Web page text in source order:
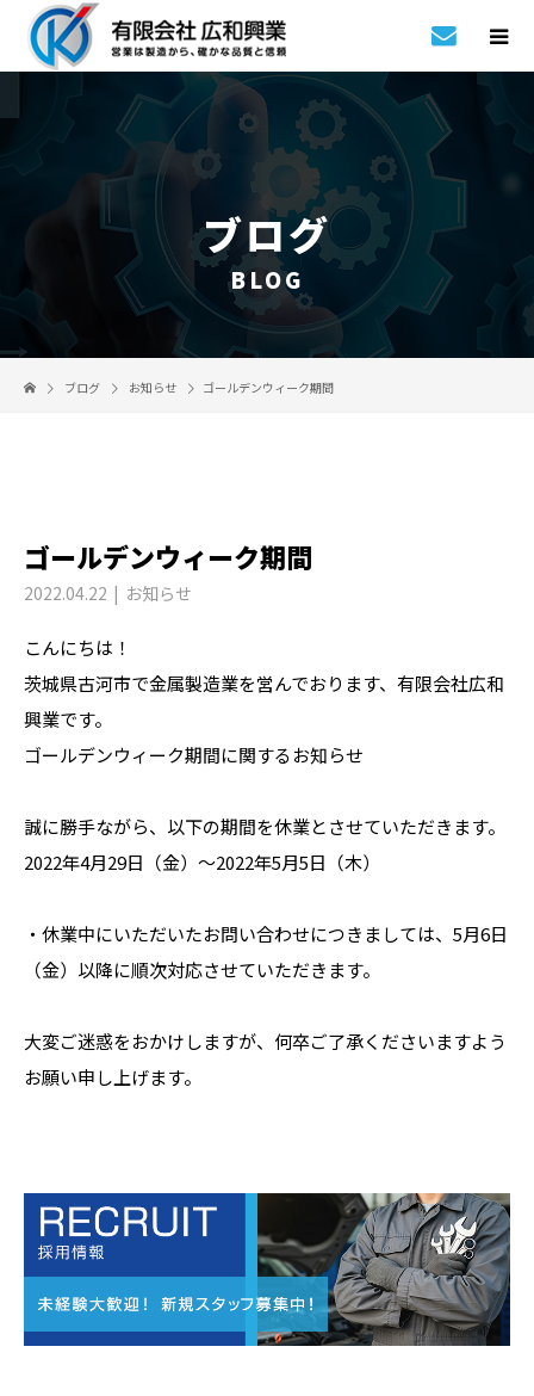
ブログ
BLOG
ブログ お知らせ ゴールデンウィーク期間
ゴールデンウィーク期間
2022.04.22 お知らせ
こんにちは！
茨城県古河市で金属製造業を営んでおります、有限会社広和
興業です。
ゴールデンウィーク期間に関するお知らせ
誠に勝手ながら、以下の期間を休業とさせていただきます。
2022年4月29日（金）～2022年5月5日（木）
・休業中にいただいたお問い合わせにつきましては、5月6日
（金）以降に順次対応させていただきます。
大変ご迷惑をおかけしますが、何卒ご了承くださいますよう
お願い申し上げます。